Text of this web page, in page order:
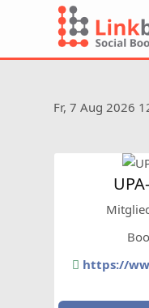
Fr, 7 Aug 2026
https://